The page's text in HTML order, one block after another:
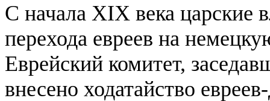
С начала XIX века царские
перехода евреев на
Еврейский комитет,
внесено ходатайство